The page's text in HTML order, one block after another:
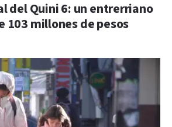
del Quini 6: un entrerriano
103 millones de pesos